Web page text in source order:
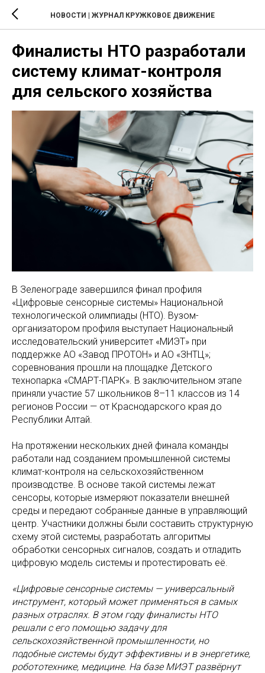
НОВОСТИ | ЖУРНАЛ КРУЖКОВОЕ ДВИЖЕНИЕ
Финалисты НТО разработали
систему климат-контроля
для сельского хозяйства
В Зеленограде завершился финал профиля
«Цифровые сенсорные системы» Национальной
технологической олимпиады (НТО). Вузом-
организатором профиля выступает Национальный
исследовательский университет «МИЭТ» при
поддержке АО «Завод ПРОТОН» и АО «ЗНТЦ»;
соревнования прошли на площадке Детского
технопарка «СМАРТ-ПАРК». В заключительном этапе
приняли участие 57 школьников 8–11 классов из 14
регионов России — от Краснодарского края до
Республики Алтай.
На протяжении нескольких дней финала команды
работали над созданием промышленной системы
климат-контроля на сельскохозяйственном
производстве. В основе такой системы лежат
сенсоры, которые измеряют показатели внешней
среды и передают собранные данные в управляющий
центр. Участники должны были составить структурную
схему этой системы, разработать алгоритмы
обработки сенсорных сигналов, создать и отладить
цифровую модель системы и протестировать её.
«Цифровые сенсорные системы — универсальный
инструмент, который может применяться в самых
разных отраслях. В этом году финалисты НТО
решали с его помощью задачу для
сельскохозяйственной промышленности, но
подобные системы будут эффективны и в энергетике,
робототехнике, медицине. На базе МИЭТ развёрнут